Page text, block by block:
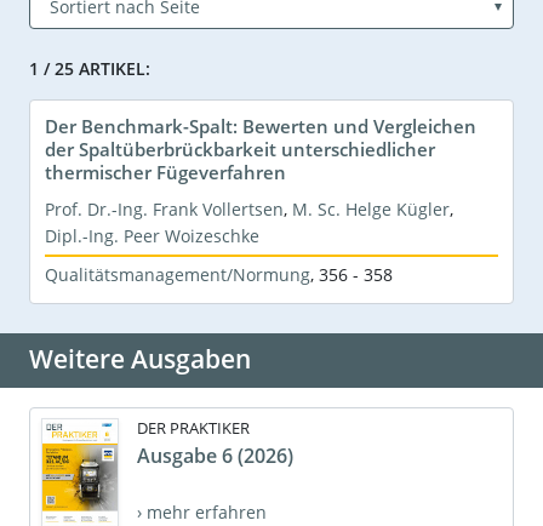
1 / 25 ARTIKEL:
Der Benchmark-Spalt: Bewerten und Vergleichen
der Spaltüberbrückbarkeit unterschiedlicher
thermischer Fügeverfahren
Prof. Dr.-Ing. Frank Vollertsen, M. Sc. Helge Kügler,
Dipl.-Ing. Peer Woizeschke
Qualitätsmanagement/Normung, 356 - 358
Weitere Ausgaben
DER PRAKTIKER
Ausgabe 6 (2026)
› mehr erfahren